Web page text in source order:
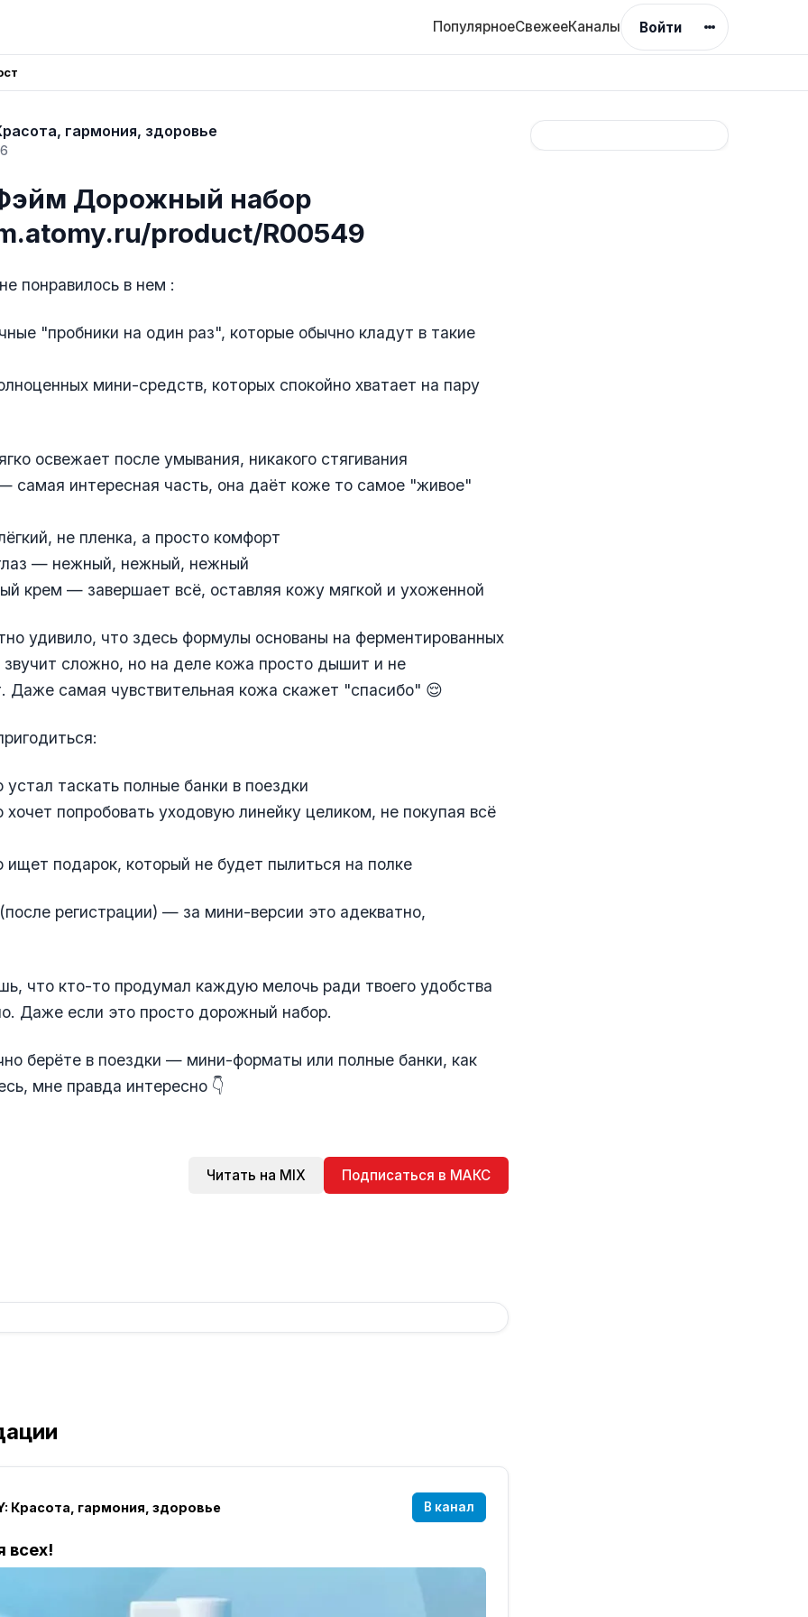
ПопулярноеСвежееКаналы Войти
гармония, здоровье
Дорожный набор
product/R00549
понравилось в нем :
"пробники на один раз", которые обычно кладут в такие
мини-средств, которых спокойно хватает на пару
освежает после умывания, никакого стягивания
самая интересная часть, она даёт коже то самое "живое"
не пленка, а просто комфорт
— нежный, нежный, нежный
крем — завершает всё, оставляя кожу мягкой и ухоженной
удивило, что здесь формулы основаны на ферментированных
сложно, но на деле кожа просто дышит и не
Даже самая чувствительная кожа скажет "спасибо" 😌
устал таскать полные банки в поездки
хочет попробовать уходовую линейку целиком, не покупая всё
ищет подарок, который не будет пылиться на полке
регистрации) — за мини-версии это адекватно,
что кто-то продумал каждую мелочь ради твоего удобства
Даже если это просто дорожный набор.
берёте в поездки — мини-форматы или полные банки, как
мне правда интересно 👇
Читать на MIX Подписаться в МАКС
Красота, гармония, здоровье В канал
всех!